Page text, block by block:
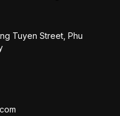
Tuyen Street, Phu